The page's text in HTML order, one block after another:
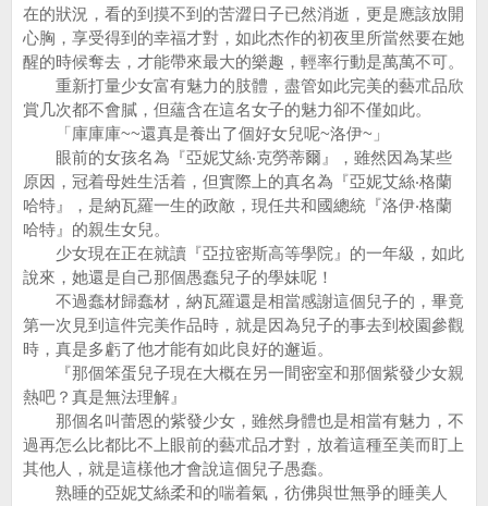
在的狀況，看的到摸不到的苦澀日子已然消逝，更是應該放開
心胸，享受得到的幸福才對，如此杰作的初夜里所當然要在她
醒的時候奪去，才能帶來最大的樂趣，輕率行動是萬萬不可。
重新打量少女富有魅力的肢體，盡管如此完美的藝朮品欣
賞几次都不會膩，但蘊含在這名女子的魅力卻不僅如此。
「庫庫庫~~還真是養出了個好女兒呢~洛伊~」
眼前的女孩名為『亞妮艾絲‧克勞蒂爾』，雖然因為某些
原因，冠着母姓生活着，但實際上的真名為『亞妮艾絲‧格蘭
哈特』，是納瓦羅一生的政敵，現任共和國總統『洛伊‧格蘭
哈特』的親生女兒。
少女現在正在就讀『亞拉密斯高等學院』的一年級，如此
說來，她還是自己那個愚蠢兒子的學妹呢！
不過蠢材歸蠢材，納瓦羅還是相當感謝這個兒子的，畢竟
第一次見到這件完美作品時，就是因為兒子的事去到校園參觀
時，真是多虧了他才能有如此良好的邂逅。
『那個笨蛋兒子現在大概在另一間密室和那個紫發少女親
熱吧？真是無法理解』
那個名叫蕾恩的紫發少女，雖然身體也是相當有魅力，不
過再怎么比都比不上眼前的藝朮品才對，放着這種至美而盯上
其他人，就是這樣他才會說這個兒子愚蠢。
熟睡的亞妮艾絲柔和的喘着氣，彷佛與世無爭的睡美人